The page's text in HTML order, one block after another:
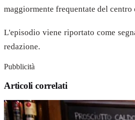
maggiormente frequentate del centro
L'episodio viene riportato come
redazione.
Pubblicità
Articoli correlati